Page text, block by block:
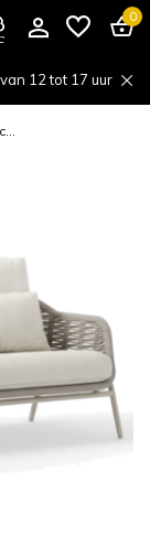
0
12 tot 17 uur